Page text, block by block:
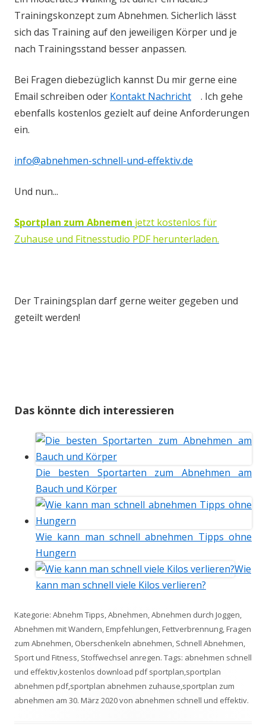
Trainingskonzept zum Abnehmen. Sicherlich lässt
sich das Training auf den jeweiligen Körper und je
nach Trainingsstand besser anpassen.
Bei Fragen diebezüglich kannst Du mir gerne eine
Email schreiben oder Kontakt Nachricht
. Ich gehe
ebenfalls kostenlos gezielt auf deine Anforderungen
ein.
info@abnehmen-schnell-und-effektiv.de
Und nun...
Sportplan zum Abnemen jetzt kostenlos für
Zuhause und Fitnesstudio PDF herunterladen.
Der Trainingsplan darf gerne weiter gegeben und
geteilt werden!
Das könnte dich interessieren
Die besten Sportarten zum Abnehmen am
Bauch und Körper
Wie kann man schnell abnehmen Tipps ohne
Hungern
Wie
kann man schnell viele Kilos verlieren?
Kategorie: Abnehm Tipps,Abnehmen,Abnehmen durch Joggen,
Abnehmen mit Wandern,Empfehlungen,Fettverbrennung,Fragen
zum Abnehmen, Oberschenkeln abnehmen, Schnell Abnehmen,
Sport und Fitness, Stoffwechsel anregen. Tags: abnehmen schnell
und effektiv,kostenlos download pdf sportplan,sportplan
abnehmen pdf,sportplan abnehmen zuhause,sportplan zum
abnehmen am 30. März 2020von abnehmen schnell und effektiv.